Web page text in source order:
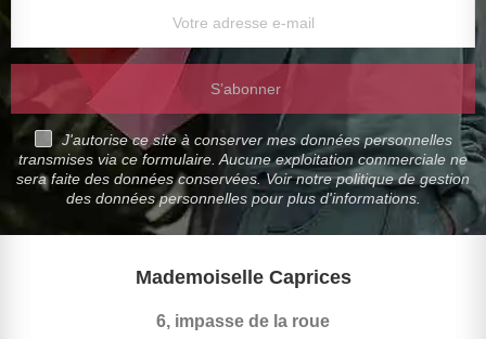
S’abonner
J'autorise ce site à conserver mes données personnelles
transmises via ce formulaire. Aucune exploitation commerciale ne
sera faite des données conservées. Voir notre politique de gestion
des données personnelles pour plus d'informations.
Mademoiselle Caprices
6, impasse de la roue